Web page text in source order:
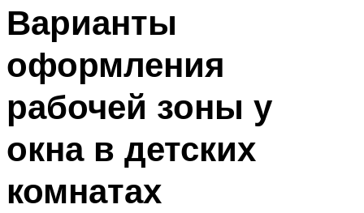
Варианты
оформления
рабочей зоны у
окна в детских
комнатах